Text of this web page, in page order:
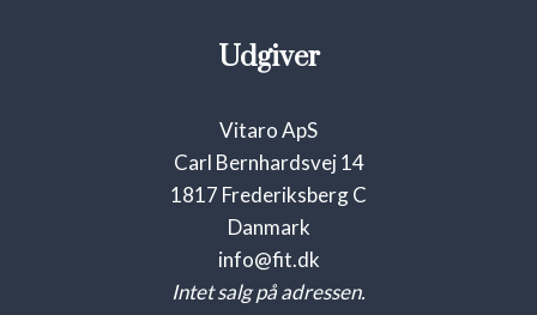
Udgiver
Vitaro ApS
Carl Bernhardsvej 14
1817 Frederiksberg C
Danmark
info@fit.dk
Intet salg på adressen.